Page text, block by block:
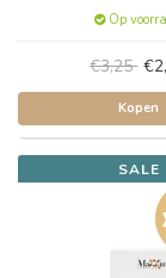
Op
€3,25
Kopen
SALE